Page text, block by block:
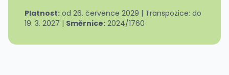
Platnost: od 26. července 2029 | Transpozice: do
19. 3. 2027 | Směrnice: 2024/1760